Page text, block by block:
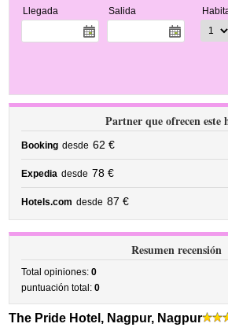
Llegada Salida
Partner que ofrecen este
Booking desde 62 €
Expedia desde 78 €
Hotels.com desde 87 €
Resumen recensión
Total opiniones:0
puntuación total:0
The Pride Hotel, Nagpur, Nagpur